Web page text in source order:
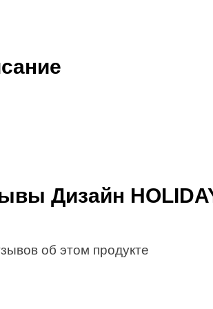
Дизайн
об этом продукте